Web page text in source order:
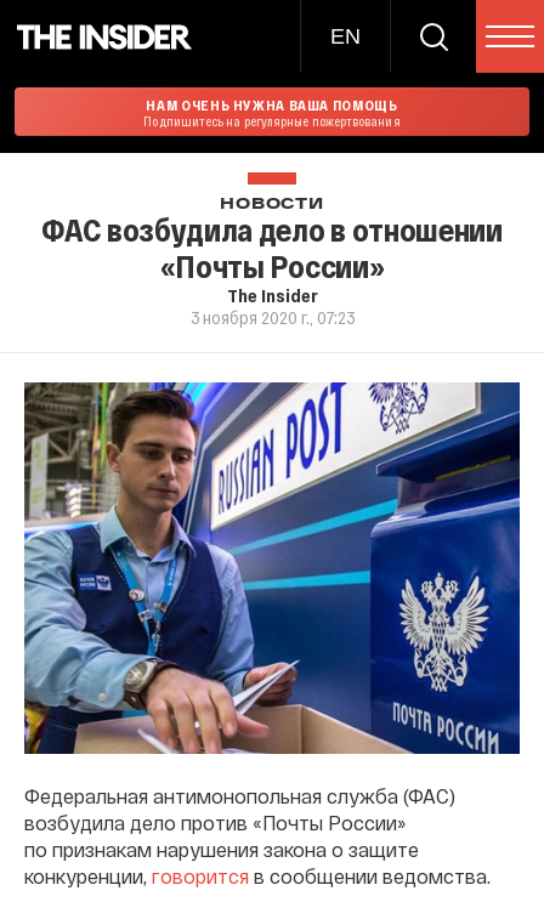
EN
НАМ ОЧЕНЬ НУЖНА ВАША ПОМОЩЬ
Подпишитесь на регулярные пожертвования
НОВОСТИ
ФАС возбудила дело в отношении
«Почты России»
The Insider
3 ноября 2020 г., 07:23
Федеральная антимонопольная служба (ФАС)
возбудила дело против «Почты России»
по признакам нарушения закона о защите
конкуренции, говорится в сообщении ведомства.